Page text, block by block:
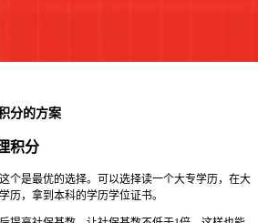
分的方案
积分
个是最优的选择。可以选择读一个大专学历，在大
历，拿到本科的学历学位证书。